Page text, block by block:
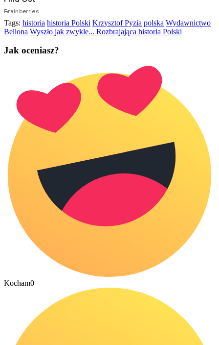
Tags: historia historia Polski Krzysztof Pyzia polska Wydawnictwo
Bellona Wyszło jak zwykle... Rozbrajająca historia Polski
Jak oceniasz?
Kocham0